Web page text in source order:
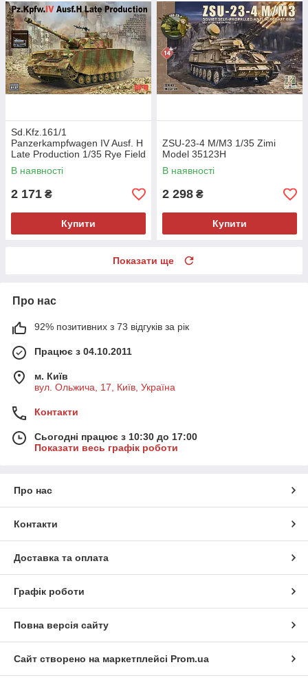
Sd.Kfz.161/1
Panzerkampfwagen IV Ausf. H
Late Production 1/35 Rye Field
Model 5127
В наявності
2 171 ₴
Купити
ZSU-23-4 M/M3 1/35 Zimi
Model 35123H
В наявності
2 298 ₴
Купити
Показати ще
Про нас
92% позитивних з 73 відгуків за рік
Працює з 04.10.2011
м. Київ
вул. Ольжича, 17, Київ, Україна
Контакти
Сьогодні працює з 10:30 до 17:00
Показати весь графік роботи
Про нас
Контакти
Доставка та оплата
Графік роботи
Повна версія сайту
Сайт створено на маркетплейсі Prom.ua